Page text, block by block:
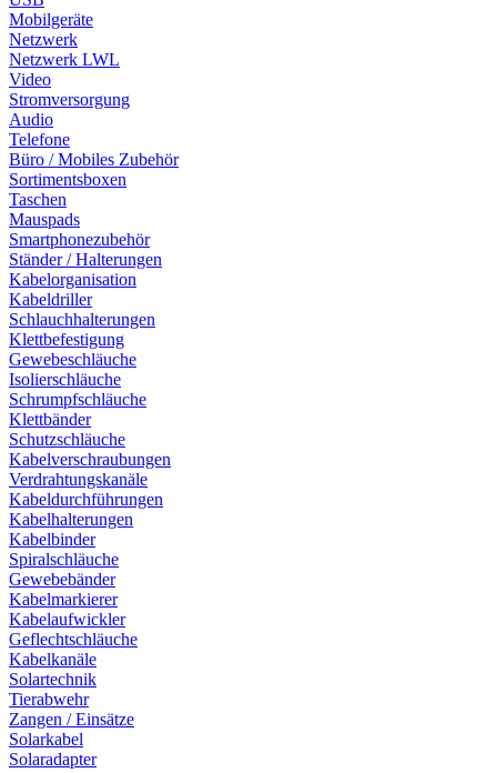
Mobilgeräte
Netzwerk
Netzwerk LWL
Video
Stromversorgung
Audio
Telefone
Büro / Mobiles Zubehör
Sortimentsboxen
Taschen
Mauspads
Smartphonezubehör
Ständer / Halterungen
Kabelorganisation
Kabeldriller
Schlauchhalterungen
Klettbefestigung
Gewebeschläuche
Isolierschläuche
Schrumpfschläuche
Klettbänder
Schutzschläuche
Kabelverschraubungen
Verdrahtungskanäle
Kabeldurchführungen
Kabelhalterungen
Kabelbinder
Spiralschläuche
Gewebebänder
Kabelmarkierer
Kabelaufwickler
Geflechtschläuche
Kabelkanäle
Solartechnik
Tierabwehr
Zangen / Einsätze
Solarkabel
Solaradapter